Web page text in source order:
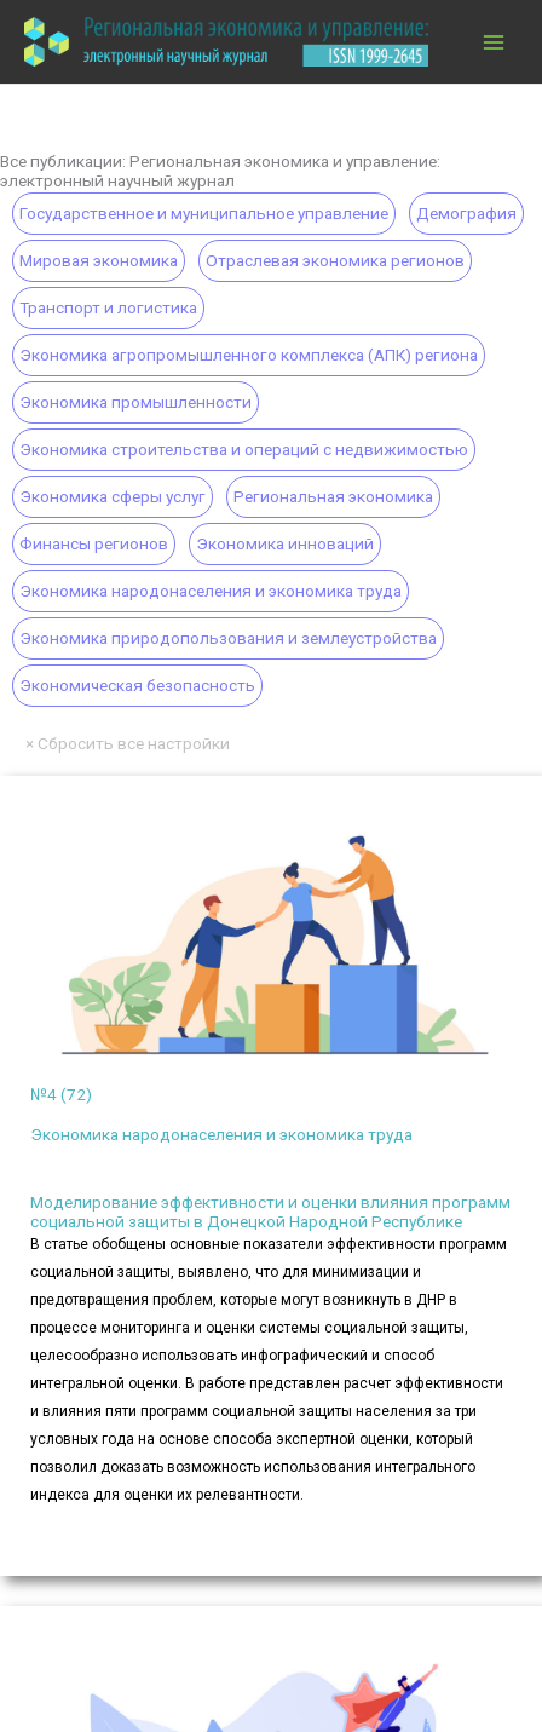
содержимому
Все публикации: Региональная экономика и управление:
электронный научный журнал
Государственное и муниципальное управление
Демография
Мировая экономика Отраслевая экономика регионов
Транспорт и логистика
Экономика агропромышленного комплекса (АПК) региона
Экономика промышленности
Экономика строительства и операций с недвижимостью
Экономика сферы услуг Региональная экономика
Финансы регионов Экономика инноваций
Экономика народонаселения и экономика труда
Экономика природопользования и землеустройства
Экономическая безопасность
№4 (72)
Экономика народонаселения и экономика труда
Моделирование эффективности и оценки влияния программ
социальной защиты в Донецкой Народной Республике
В статье обобщены основные показатели эффективности программ
социальной защиты, выявлено, что для минимизации и
предотвращения проблем, которые могут возникнуть в ДНР в
процессе мониторинга и оценки системы социальной защиты,
целесообразно использовать инфографический и способ
интегральной оценки. В работе представлен расчет эффективности
и влияния пяти программ социальной защиты населения за три
условных года на основе способа экспертной оценки, который
позволил доказать возможность использования интегрального
индекса для оценки их релевантности.